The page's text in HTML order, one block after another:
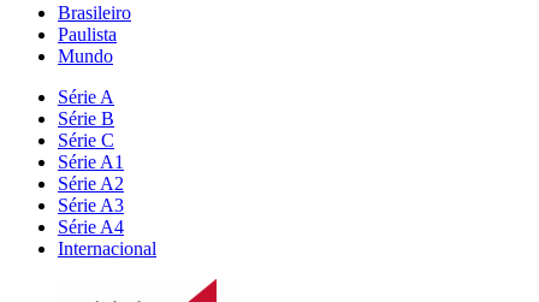
Brasileiro
Paulista
Mundo
Série A
Série B
Série C
Série A1
Série A2
Série A3
Série A4
Internacional